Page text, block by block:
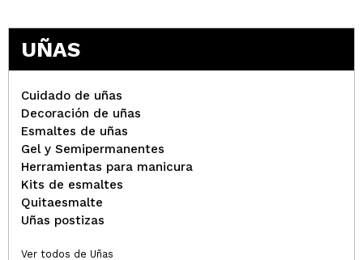
UÑAS
Cuidado de uñas
Decoración de uñas
Esmaltes de uñas
Gel y Semipermanentes
Herramientas para manicura
Kits de esmaltes
Quitaesmalte
Uñas postizas
Ver todos de Uñas